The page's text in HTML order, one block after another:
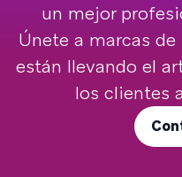
un mejor
Únete a marcas
están llevando el
los clientes